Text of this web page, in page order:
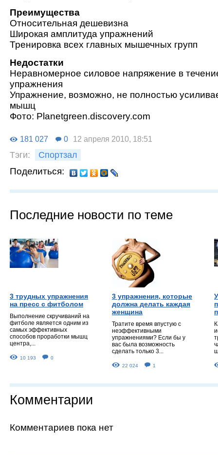
Преимущества
Относительная дешевизна
Широкая амплитуда упражнений
Тренировка всех главных мышечных групп
Недостатки
Неравномерное силовое напряжение в
упражнения
Упражнение, возможно, не полностью
мышц
Фото: Рlanetgreen.discovery.com
181 027 0 12 апреля 2010, 18:51
Тэги: Спортзал
Поделиться:
Последние новости по теме
3 трудных упражнения
на пресс с фитболом
Выполнение скручиваний на
фитболе является одним из
самых эффективных
способов проработки мышц
центра,...
10 193 0
3 упражнения, которые
должна делать каждая
женщина
Тратите время впустую с
неэффективными
упражнениями? Если бы у
вас была возможность
сделать только 3...
22 024 1
Комментарии
Комментариев пока нет